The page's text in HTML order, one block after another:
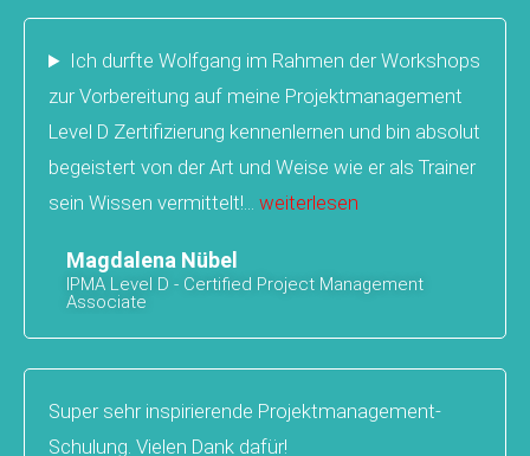
Ich durfte Wolfgang im Rahmen der Workshops
zur Vorbereitung auf meine Projektmanagement
Level D Zertifizierung kennenlernen und bin absolut
begeistert von der Art und Weise wie er als Trainer
sein Wissen vermittelt!... weiterlesen
Magdalena Nübel
IPMA Level D - Certified Project Management
Associate
Super sehr inspirierende Projektmanagement-
Schulung. Vielen Dank dafür!